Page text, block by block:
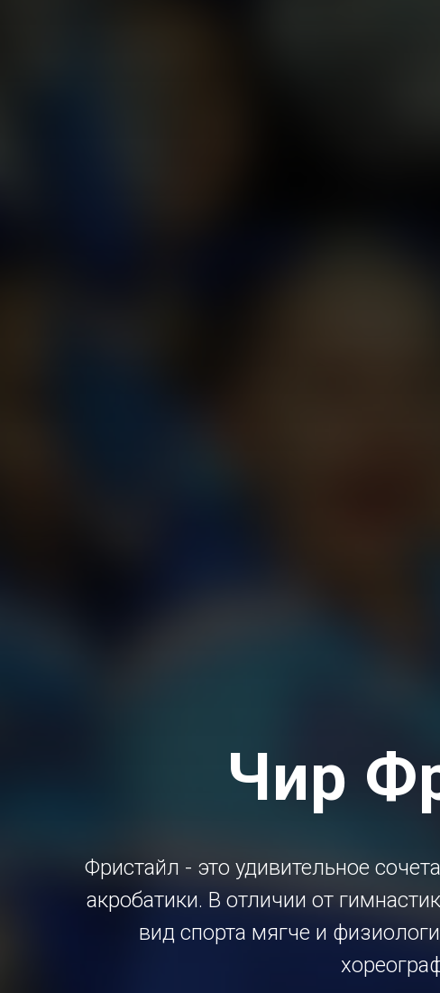
Чир
Фристайл - это удивительное
акробатики. В отличии от
вид спорта мягче и